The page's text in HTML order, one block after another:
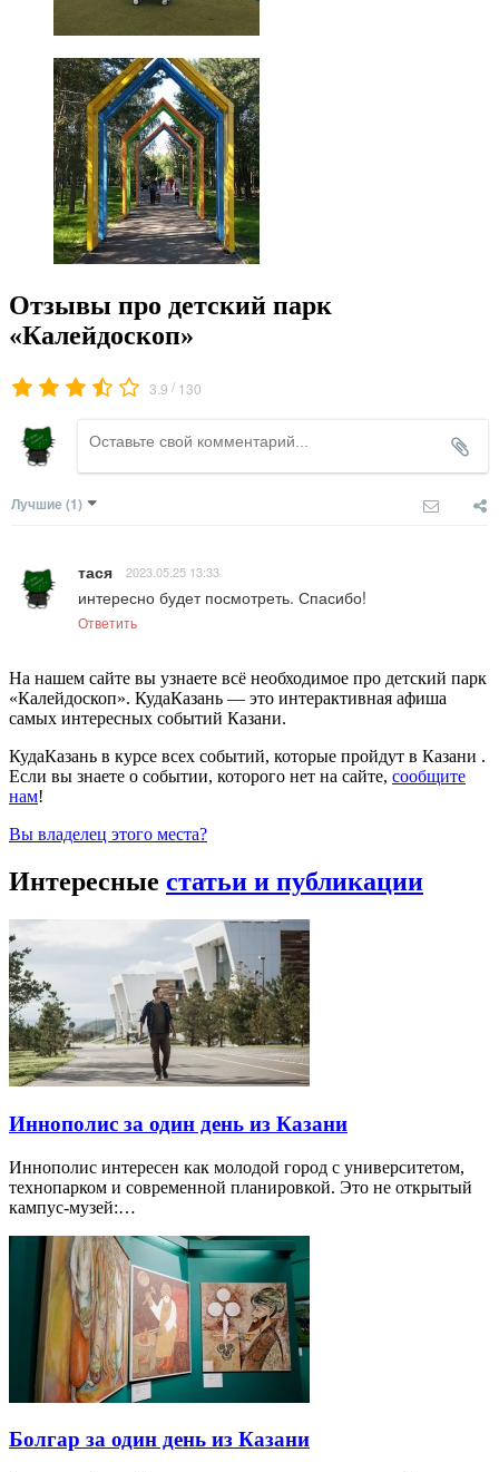
Отзывы про детский парк
«Калейдоскоп»
3.9 / 130
Лучшие (1)
тася 2023.05.25 13:33
интересно будет посмотреть. Спасибо!
Ответить
На нашем сайте вы узнаете всё необходимое про детский парк
«Калейдоскоп». КудаКазань — это интерактивная афиша
самых интересных событий Казани.
КудаКазань в курсе всех событий, которые пройдут в Казани .
Если вы знаете о событии, которого нет на сайте, сообщите
нам!
Вы владелец этого места?
Интересные статьи и публикации
Иннополис за один день из Казани
Иннополис интересен как молодой город с университетом,
технопарком и современной планировкой. Это не открытый
кампус-музей:…
Болгар за один день из Казани